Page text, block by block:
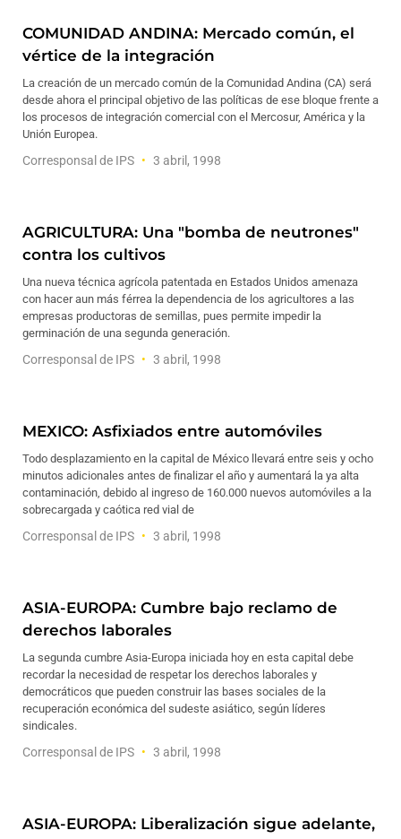
COMUNIDAD ANDINA: Mercado común, el
vértice de la integración
La creación de un mercado común de la Comunidad Andina (CA) será
desde ahora el principal objetivo de las políticas de ese bloque frente a
los procesos de integración comercial con el Mercosur, América y la
Unión Europea.
Corresponsal de IPS 3 abril, 1998
AGRICULTURA: Una "bomba de neutrones"
contra los cultivos
Una nueva técnica agrícola patentada en Estados Unidos amenaza
con hacer aun más férrea la dependencia de los agricultores a las
empresas productoras de semillas, pues permite impedir la
germinación de una segunda generación.
Corresponsal de IPS 3 abril, 1998
MEXICO: Asfixiados entre automóviles
Todo desplazamiento en la capital de México llevará entre seis y ocho
minutos adicionales antes de finalizar el año y aumentará la ya alta
contaminación, debido al ingreso de 160.000 nuevos automóviles a la
sobrecargada y caótica red vial de
Corresponsal de IPS 3 abril, 1998
ASIA-EUROPA: Cumbre bajo reclamo de
derechos laborales
La segunda cumbre Asia-Europa iniciada hoy en esta capital debe
recordar la necesidad de respetar los derechos laborales y
democráticos que pueden construir las bases sociales de la
recuperación económica del sudeste asiático, según líderes
sindicales.
Corresponsal de IPS 3 abril, 1998
ASIA-EUROPA: Liberalización sigue adelante,